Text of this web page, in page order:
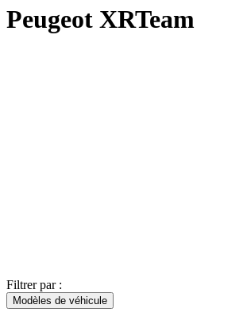
Peugeot XRTeam
Filtrer par :
Modèles de véhicule